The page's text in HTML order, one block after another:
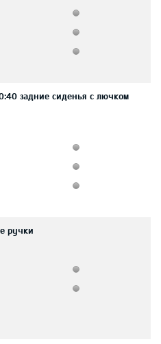
задние сиденья с лючком
ручки